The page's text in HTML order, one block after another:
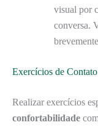
visual por
conversa.
Exercícios de
Realizar exercícios
confortabilidade